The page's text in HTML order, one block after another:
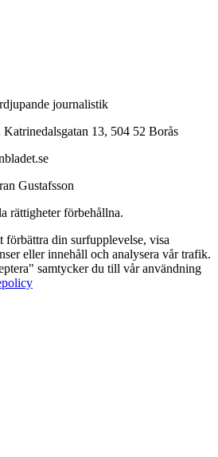
journalistik
13, 504 52 Borås
Gustafsson
rättigheter förbehållna.
förbättra din surfupplevelse, visa
eller innehåll och analysera vår trafik.
samtycker du till vår användning